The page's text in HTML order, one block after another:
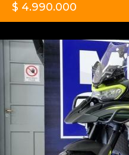
$ 4.990.000